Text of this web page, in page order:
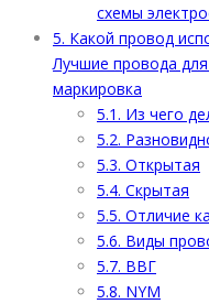
схемы
5. Какой провод
Лучшие провода
маркировка
5.1. Из чего
5.2.
5.3. Открытая
5.4. Скрытая
5.5. Отличие
5.6. Виды
5.7. ВВГ
5.8. NYM